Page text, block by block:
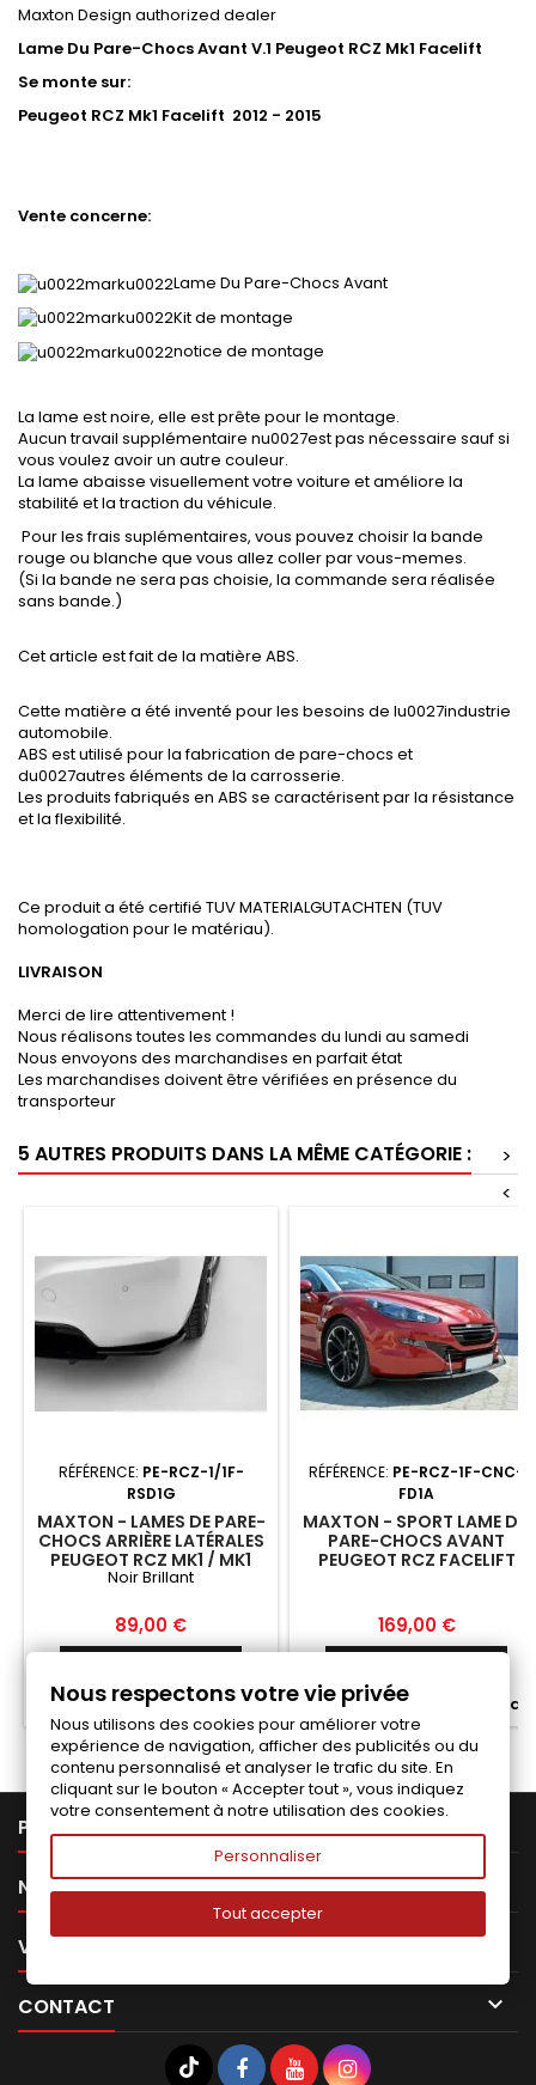
Maxton Design authorized dealer
Lame Du Pare-Chocs Avant V.1 Peugeot RCZ Mk1 Facelift
Se monte sur:
Peugeot RCZ Mk1 Facelift 2012 - 2015
Vente concerne:
Lame Du Pare-Chocs Avant
Kit de montage
notice de montage
La lame est noire, elle est prête pour le montage.
Aucun travail supplémentaire nu0027est pas nécessaire sauf si
vous voulez avoir un autre couleur.
La lame abaisse visuellement votre voiture et améliore la
stabilité et la traction du véhicule.
Pour les frais suplémentaires, vous pouvez choisir la bande
rouge ou blanche que vous allez coller par vous-memes.
(Si la bande ne sera pas choisie, la commande sera réalisée
sans bande.)
Cet article est fait de la matière ABS.
Cette matière a été inventé pour les besoins de lu0027industrie
automobile.
ABS est utilisé pour la fabrication de pare-chocs et
du0027autres éléments de la carrosserie.
Les produits fabriqués en ABS se caractérisent par la résistance
et la flexibilité.
Ce produit a été certifié TUV MATERIALGUTACHTEN (TUV
homologation pour le matériau).
LIVRAISON
Merci de lire attentivement !
Nous réalisons toutes les commandes du lundi au samedi
Nous envoyons des marchandises en parfait état
Les marchandises doivent être vérifiées en présence du
transporteur
5 AUTRES PRODUITS DANS LA MÊME CATÉGORIE :
>
<
RÉFÉRENCE: PE-RCZ-1/1F-
RSD1G
MAXTON - LAMES DE PARE-
CHOCS ARRIÈRE LATÉRALES
PEUGEOT RCZ MK1 / MK1
FACELIFT
Noir Brillant
Prix
89,00 €
Fabriqué a la commande
RÉFÉRENCE: PE-RCZ-1F-CNC-
FD1A
MAXTON - SPORT LAME DU
PARE-CHOCS AVANT
PEUGEOT RCZ FACELIFT
Prix
169,00 €
Fabriqué a la commande
PRODUITS
NOTRE SOCIÉTÉ 
VOTRE COMPTE 
CONTACT 
Nous respectons votre vie privée
Nous utilisons des cookies pour améliorer votre
expérience de navigation, afficher des publicités ou du
contenu personnalisé et analyser le trafic du site. En
cliquant sur le bouton « Accepter tout », vous indiquez
votre consentement à notre utilisation des cookies.
Personnaliser
Tout accepter